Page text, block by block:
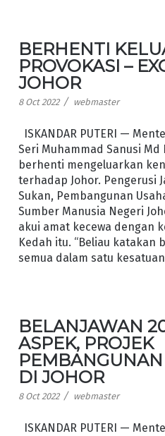
BERHENTI
PROVOKASI –
JOHOR
8 Oct 2022 / webmaster
ISKANDAR PUTERI —
Seri Muhammad Sanusi
berhenti mengeluarkan
terhadap Johor. Pengerusi
Sukan, Pembangunan
Sumber Manusia Negeri
akui amat kecewa dengan
Kedah itu. “Beliau katakan
semua dalam satu
BELANJAWAN
ASPEK, PROJEK
DI JOHOR
8 Oct 2022 / webmaster
ISKANDAR PUTERI —